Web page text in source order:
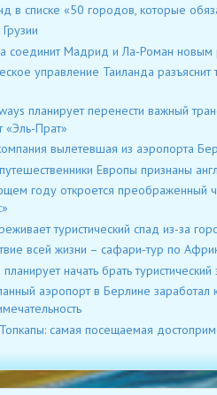
в списке «50 городов, которые
соединит Мадрид и Ла-Роман новым
управление Таиланда
планирует перенести важный
«Эль-Прат»
вылетевшая из аэропорта
Европы признаны
году откроется преображенный
туристический спад из-за
всей жизни – сафари-тур по
начать брать туристический
аэропорт в Берлине заработал
самая посещаемая